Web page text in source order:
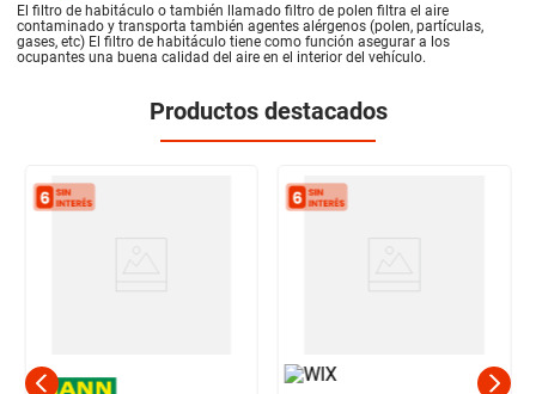
El filtro de habitáculo o también llamado filtro de polen filtra el aire
contaminado y transporta también agentes alérgenos (polen, partículas,
gases, etc) El filtro de habitáculo tiene como función asegurar a los
ocupantes una buena calidad del aire en el interior del vehículo.
Productos destacados